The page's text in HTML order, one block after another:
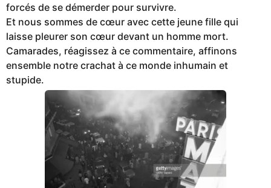
forcés de se démerder pour survivre.
Et nous sommes de cœur avec cette jeune fille qui
laisse pleurer son cœur devant un homme mort.
Camarades, réagissez à ce commentaire, affinons
ensemble notre crachat à ce monde inhumain et
stupide.